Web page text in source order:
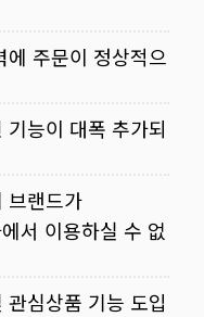
에 주문이 정상적으
능이 대폭 추가되
브랜드가
서 이용하실 수 없
심상품 기능 도입